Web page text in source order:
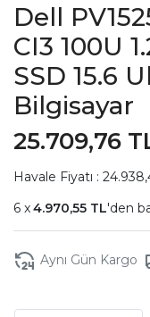
Dell
CI3 100U
SSD 15.6
Bilgisayar
25.709,76
Havale Fiyatı :
4.970,55 TL'den
Aynı Gün Kargo